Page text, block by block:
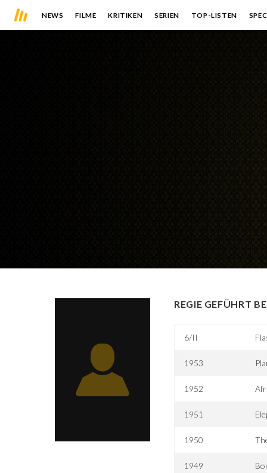
NEWS FILME KRITIKEN SERIEN TOP-LISTEN
REGIE GEFÜHRT
6/II
1953
1952
1951
1950
1949